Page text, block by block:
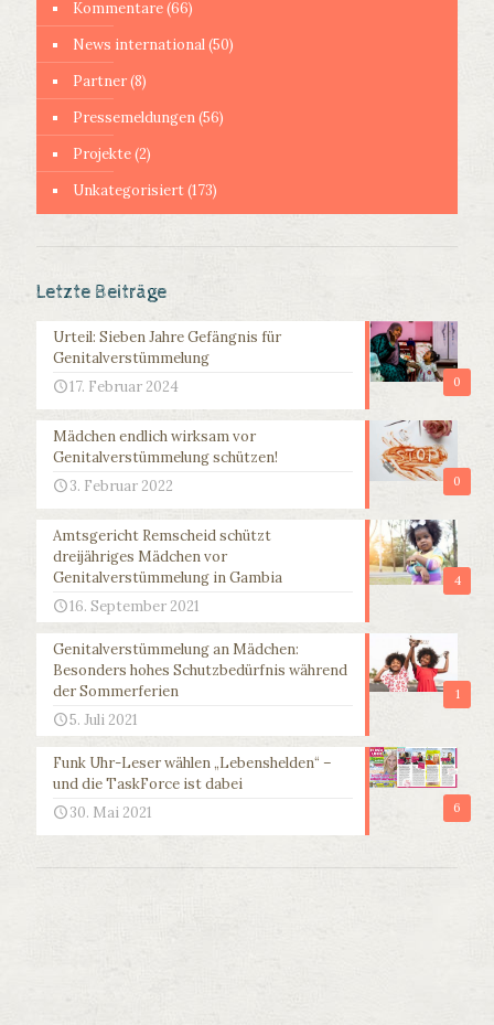
Kommentare(66)
News international(50)
Partner(8)
Pressemeldungen(56)
Projekte(2)
Unkategorisiert(173)
Letzte Beiträge
0
Urteil: Sieben Jahre Gefängnis für
Genitalverstümmelung
17. Februar 2024
0
Mädchen endlich wirksam vor
Genitalverstümmelung schützen!
3. Februar 2022
4
Amtsgericht Remscheid schützt
dreijähriges Mädchen vor
Genitalverstümmelung in Gambia
16. September 2021
1
Genitalverstümmelung an Mädchen:
Besonders hohes Schutzbedürfnis während
der Sommerferien
5. Juli 2021
6
Funk Uhr-Leser wählen „Lebenshelden“ –
und die TaskForce ist dabei
30. Mai 2021